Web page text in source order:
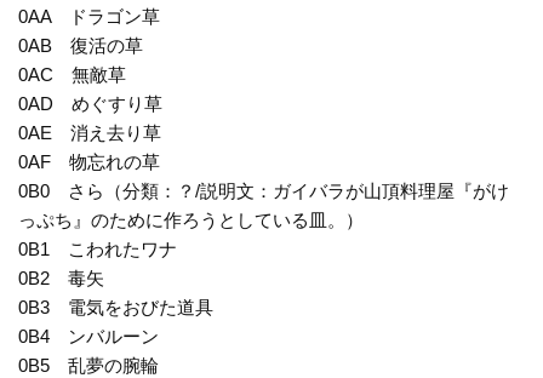
0AA ドラゴン草
0AB 復活の草
0AC 無敵草
0AD めぐすり草
0AE 消え去り草
0AF 物忘れの草
0B0 さら（分類：？/説明文：ガイバラが山頂料理屋『がけ
っぷち』のために作ろうとしている皿。）
0B1 こわれたワナ
0B2 毒矢
0B3 電気をおびた道具
0B4 ンバルーン
0B5 乱夢の腕輪